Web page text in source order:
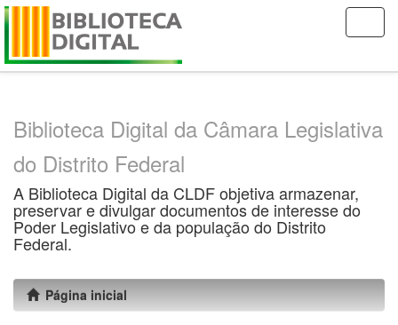
Skip
Biblioteca Digital da Câmara Legislativa
do Distrito Federal
A Biblioteca Digital da CLDF objetiva armazenar,
preservar e divulgar documentos de interesse do
Poder Legislativo e da população do Distrito
Federal.
Página inicial